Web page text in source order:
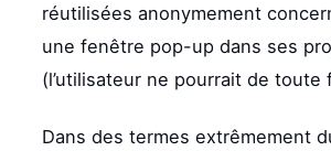
réutilisées anonymement
une fenêtre pop-up dans ses
(l’utilisateur ne pourrait de toute
Dans des termes extrêmement